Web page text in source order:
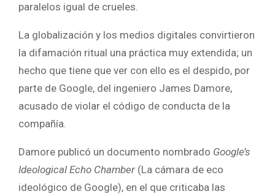
paralelos igual de crueles.
La globalización y los medios digitales convirtieron
la difamación ritual una práctica muy extendida; un
hecho que tiene que ver con ello es el despido, por
parte de Google, del ingeniero James Damore,
acusado de violar el código de conducta de la
compañía.
Damore publicó un documento nombrado Google’s
Ideological Echo Chamber (La cámara de eco
ideológico de Google), en el que criticaba las